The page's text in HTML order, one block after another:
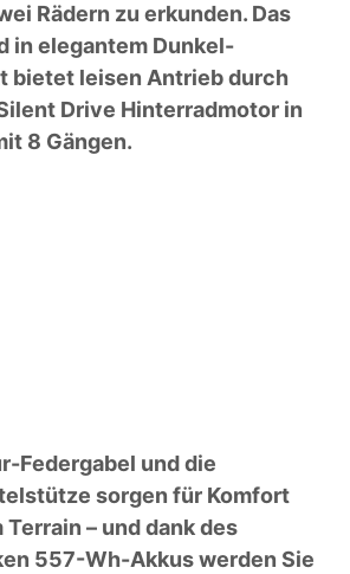
Rädern zu erkunden. Das
in elegantem Dunkel-
bietet leisen Antrieb durch
Drive Hinterradmotor in
8 Gängen.
Federgabel und die
sorgen für Komfort
– und dank des
557-Wh-Akkus werden Sie